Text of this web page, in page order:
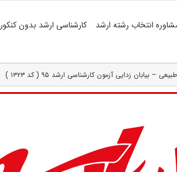
انتخاب رشته ارشد کارشناسی ارشد بدون کنکور
زدایی آزمون کارشناسی ارشد ۹۵ ( کد ۱۳۲۳ )